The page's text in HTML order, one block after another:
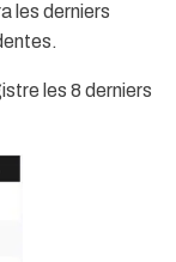
les derniers
les 8 derniers